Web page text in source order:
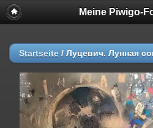
Meine Piwigo-
Startseite / Луцевич. Лунная